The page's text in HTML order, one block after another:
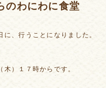
のわにわに食堂
、行うことになりました。
）１７時からです。